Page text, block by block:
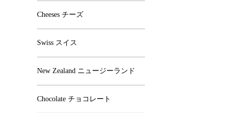
Cheeses チーズ
Swiss スイス
New Zealand ニュージーランド
Chocolate チョコレート